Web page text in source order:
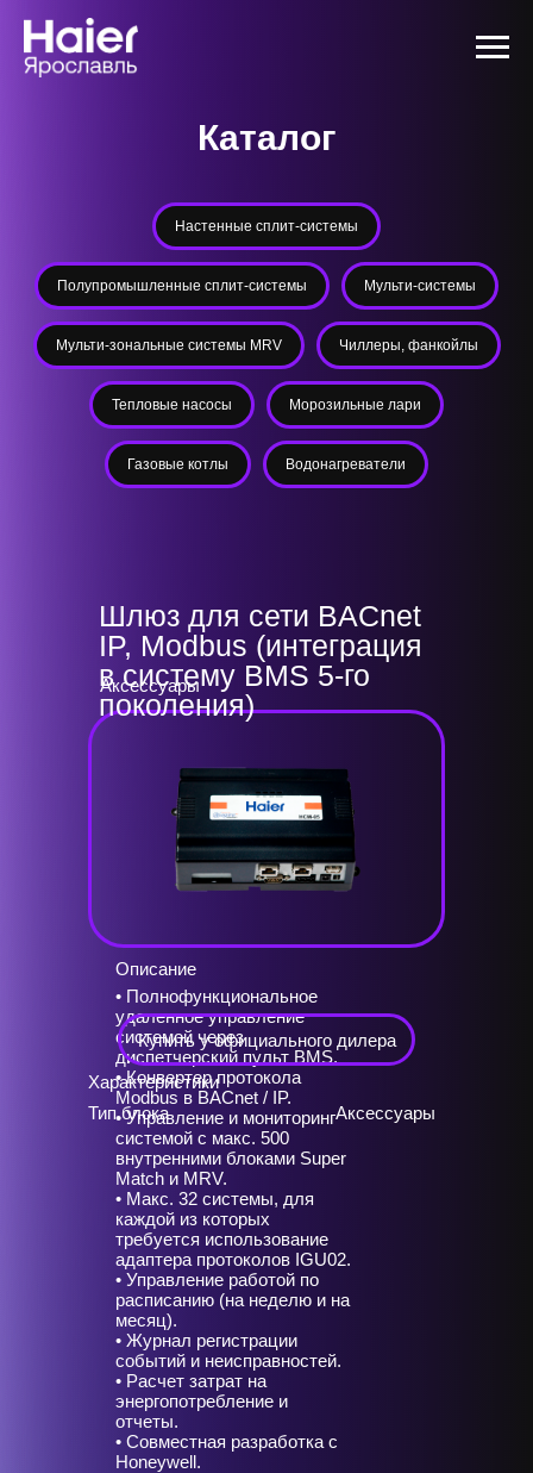
Каталог
Настенные сплит-системы
Полупромышленные сплит-системы Мульти-системы
Мульти-зональные системы MRV Чиллеры, фанкойлы
Тепловые насосы Морозильные лари
Газовые котлы Водонагреватели
Аксессуары
Тип блока
Характеристики
• Полнофункциональное
удаленное управление
системой через
диспетчерский пульт BMS.
• Конвертер протокола
Modbus в BACnet / IP.
• Управление и мониторинг
системой с макс. 500
внутренними блоками Super
Match и MRV.
• Макс. 32 системы, для
каждой из которых
требуется использование
адаптера протоколов IGU02.
• Управление работой по
расписанию (на неделю и на
месяц).
• Журнал регистрации
событий и неисправностей.
• Расчет затрат на
энергопотребление и
отчеты.
• Совместная разработка с
Honeywell.
Описание
Аксессуары
Шлюз для сети BACnet
IP, Modbus (интеграция
в систему BMS 5-го
поколения)
Купить у официального дилера